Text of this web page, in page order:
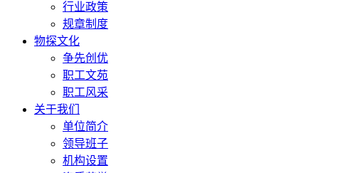
行业政策
规章制度
物探文化
争先创优
职工文苑
职工风采
关于我们
单位简介
领导班子
机构设置